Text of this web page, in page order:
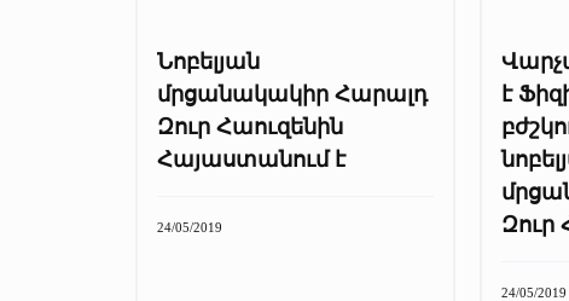
Նոբելյան
մրցանակակիր Հարալդ
Զուր Հաուզենին
Հայաստանում է
24/05/2019
է
Զուր
24/05/2019